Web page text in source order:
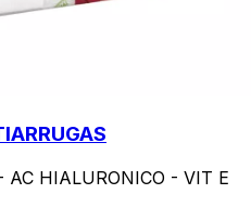
HIALURONICO - VIT E